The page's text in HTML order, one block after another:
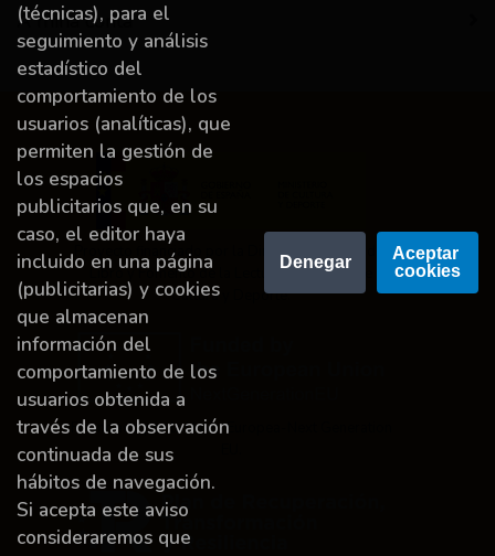
A miña conta
Proyecto financiado por la Dirección General del
Libro y Fomento de la Lectura, Ministerio de
Cultura y Deporte.
Financiado por la Unión Europea-Next Generation
(técnicas), para el
seguimiento y análisis
estadístico del
comportamiento de los
usuarios (analíticas), que
permiten la gestión de
los espacios
publicitarios que, en su
caso, el editor haya
incluido en una página
(publicitarias) y cookies
que almacenan
información del
comportamiento de los
usuarios obtenida a
través de la observación
continuada de sus
hábitos de navegación.
Si acepta este aviso
consideraremos que
Denegar
Aceptar
cookies